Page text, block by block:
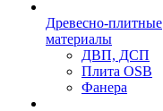
Древесно-плитные
материалы
ДВП, ДСП
Плита OSB
Фанера